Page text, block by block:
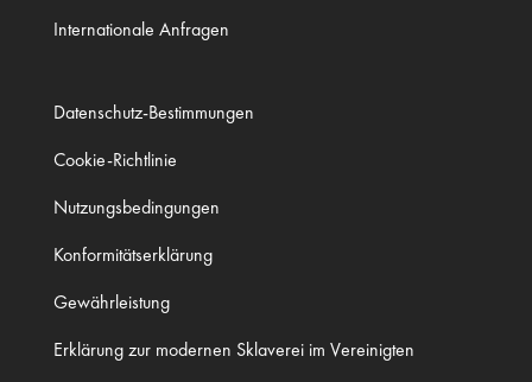
Internationale Anfragen
Datenschutz-Bestimmungen
Cookie-Richtlinie
Nutzungsbedingungen
Konformitätserklärung
Gewährleistung
Erklärung zur modernen Sklaverei im Vereinigten